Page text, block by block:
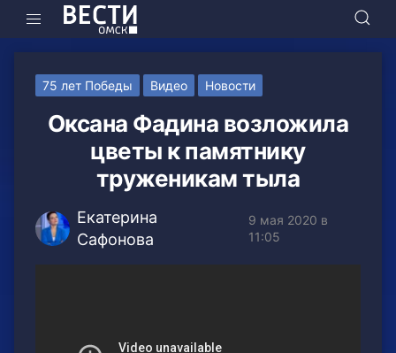
75 лет Победы Видео Новости
Оксана Фадина возложила
цветы к памятнику
труженикам тыла
Екатерина
Сафонова
9 мая 2020 в
11:05